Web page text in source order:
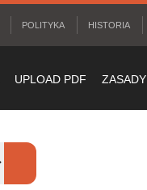
POLITYKA HISTORIA
UPLOAD PDF ZASADY